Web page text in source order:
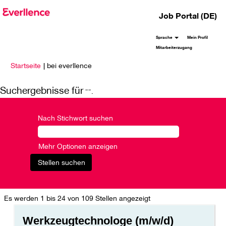
Job Portal (DE)
Sprache
Mein Profil
Mitarbeiterzugang
Startseite | bei everllence(aktuelle
Suchergebnisse für"".
Nach Stichwort suchen
Mehr Optionen anzeigen
Es werden 1 bis 24 von 109 Stellen angezeigtSuchergebnisse
"".
Stellenbezeichnung
Werkzeugtechnologe (m/w/d)
Drücken